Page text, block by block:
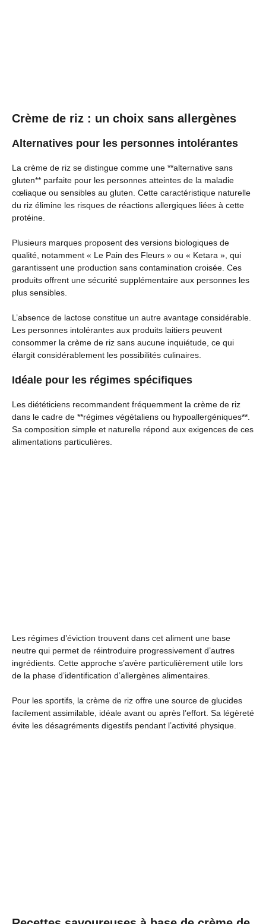
Crème de riz : un choix sans allergènes
Alternatives pour les personnes intolérantes
La crème de riz se distingue comme une **alternative sans
gluten** parfaite pour les personnes atteintes de la maladie
cœliaque ou sensibles au gluten. Cette caractéristique naturelle
du riz élimine les risques de réactions allergiques liées à cette
protéine.
Plusieurs marques proposent des versions biologiques de
qualité, notamment « Le Pain des Fleurs » ou « Ketara », qui
garantissent une production sans contamination croisée. Ces
produits offrent une sécurité supplémentaire aux personnes les
plus sensibles.
L’absence de lactose constitue un autre avantage considérable.
Les personnes intolérantes aux produits laitiers peuvent
consommer la crème de riz sans aucune inquiétude, ce qui
élargit considérablement les possibilités culinaires.
Idéale pour les régimes spécifiques
Les diététiciens recommandent fréquemment la crème de riz
dans le cadre de **régimes végétaliens ou hypoallergéniques**.
Sa composition simple et naturelle répond aux exigences de ces
alimentations particulières.
Les régimes d’éviction trouvent dans cet aliment une base
neutre qui permet de réintroduire progressivement d’autres
ingrédients. Cette approche s’avère particulièrement utile lors
de la phase d’identification d’allergènes alimentaires.
Pour les sportifs, la crème de riz offre une source de glucides
facilement assimilable, idéale avant ou après l’effort. Sa légèreté
évite les désagréments digestifs pendant l’activité physique.